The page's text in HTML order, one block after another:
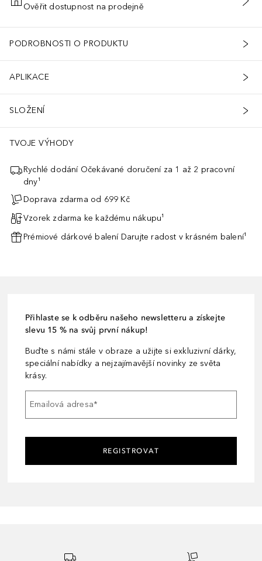
PŘIDAT DO KOŠÍKU
Ověřit dostupnost na prodejně
PODROBNOSTI O PRODUKTU
APLIKACE
SLOŽENÍ
TVOJE VÝHODY
Rychlé dodání Očekávané doručení za 1 až 2 pracovní
dny¹
Doprava zdarma od 699 Kč
Vzorek zdarma ke každému nákupu¹
Prémiové dárkové balení Darujte radost v krásném balení¹
Přihlaste se k odběru našeho newsletteru a získejte
slevu 15 % na svůj první nákup!
Buďte s námi stále v obraze a užijte si exkluzivní dárky,
speciální nabídky a nejzajímavější novinky ze světa
krásy.
Emailová adresa*
REGISTROVAT